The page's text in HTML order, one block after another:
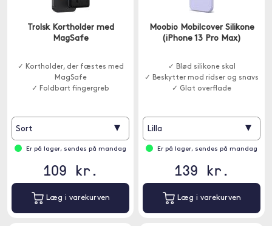
Trolsk Kortholder med
MagSafe
✓ Kortholder, der fæstes med
MagSafe
✓ Foldbart fingergreb
Sort ▾
Er på lager, sendes på mandag
109 kr.
Læg i varekurven
Moobio Mobilcover Silikone
(iPhone 13 Pro Max)
✓ Blød silikone skal
✓ Beskytter mod ridser og snavs
✓ Glat overflade
Lilla ▾
Er på lager, sendes på mandag
139 kr.
Læg i varekurven